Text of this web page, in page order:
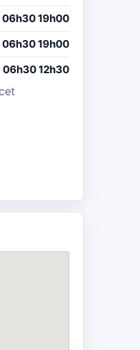
06h30 19h00
06h30 19h00
06h30 12h30